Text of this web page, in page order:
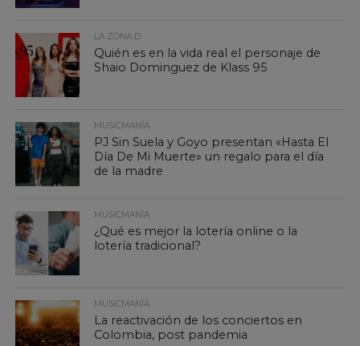
LA ZONA D
Quién es en la vida real el personaje de
Shaio Dominguez de Klass 95
MUSICMANÍA
PJ Sin Suela y Goyo presentan «Hasta El
Día De Mi Muerte» un regalo para el día
de la madre
MUSICMANÍA
¿Qué es mejor la lotería online o la
lotería tradicional?
MUSICMANÍA
La reactivación de los conciertos en
Colombia, post pandemia